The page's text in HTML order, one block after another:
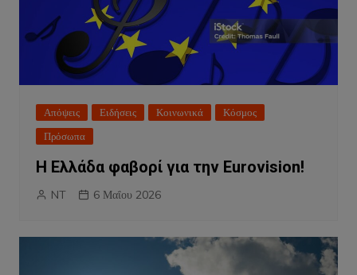
Απόψεις Ειδήσεις Κοινωνικά
Κόσμος
Πρόσωπα
Η Ελλάδα φαβορί για την Eurovision!
NT 6 Μαΐου 2026